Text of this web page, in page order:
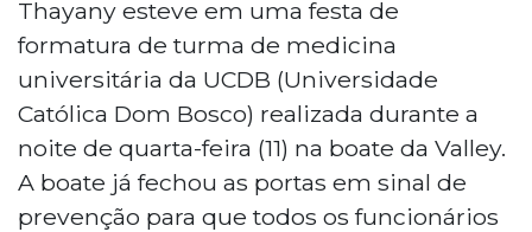
Thayany esteve em uma festa de
formatura de turma de medicina
universitária da UCDB (Universidade
Católica Dom Bosco) realizada durante a
noite de quarta-feira (11) na boate da Valley.
A boate já fechou as portas em sinal de
prevenção para que todos os funcionários